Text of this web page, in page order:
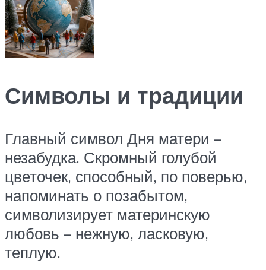
Символы и традиции
Главный символ Дня матери –
незабудка. Скромный голубой
цветочек, способный, по поверью,
напоминать о позабытом,
символизирует материнскую
любовь – нежную, ласковую,
теплую.